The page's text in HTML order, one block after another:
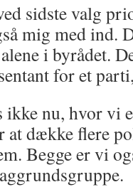
sidste valg
mig med ind.
i byrådet.
for et
ikke nu, hvor vi
dække flere
Begge er vi